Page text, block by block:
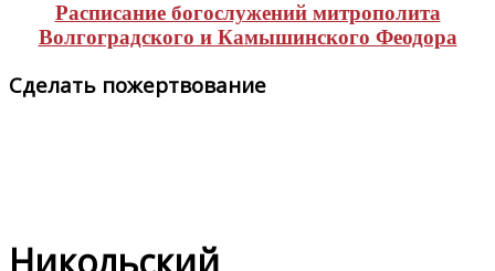
Расписание богослужений митрополита
Волгоградского и Камышинского Феодора
Сделать пожертвование
Никольский